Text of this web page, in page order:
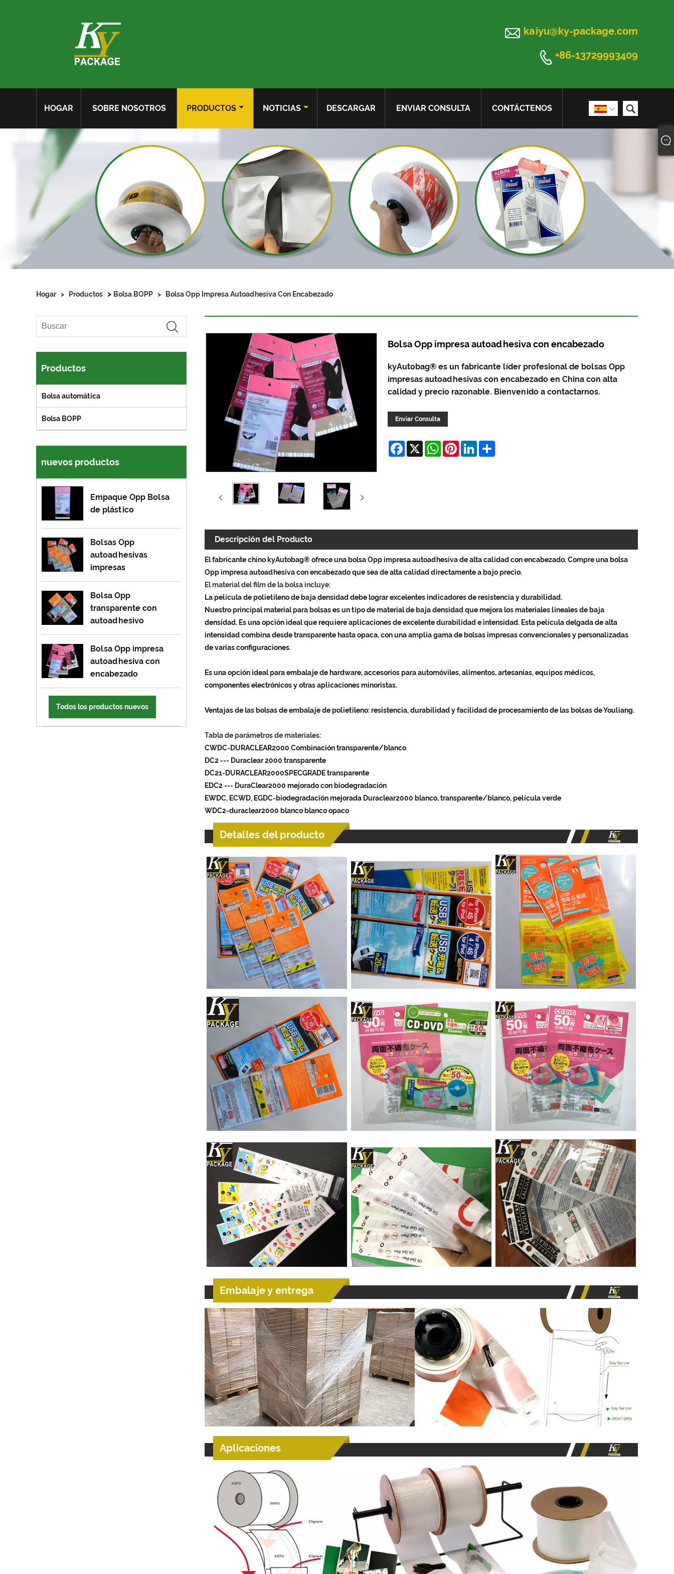
 kaiyu@ky-package.com
 +86-13729993409
 
HOGAR SOBRE NOSOTROS PRODUCTOS NOTICIAS DESCARGAR ENVIAR CONSULTA CONTÁCTENOS
Hogar > Productos > Bolsa BOPP > Bolsa Opp Impresa Autoadhesiva Con Encabezado
Productos
Bolsa automática
Bolsa BOPP
nuevos productos
Empaque Opp Bolsa
de plástico
Bolsas Opp
autoadhesivas
impresas
Bolsa Opp
transparente con
autoadhesivo
Bolsa Opp impresa
autoadhesiva con
encabezado
Todos los productos nuevos
Bolsa Opp impresa autoadhesiva con encabezado
kyAutobag® es un fabricante líder profesional de bolsas Opp
impresas autoadhesivas con encabezado en China con alta
calidad y precio razonable. Bienvenido a contactarnos.
Enviar Consulta
Facebook
X WhatsApp
Pinterest
LinkedIn
Share
Descripción del Producto
El fabricante chino kyAutobag® ofrece una bolsa Opp impresa autoadhesiva de alta calidad con encabezado. Compre una bolsa
Opp impresa autoadhesiva con encabezado que sea de alta calidad directamente a bajo precio.
El material del film de la bolsa incluye:
La película de polietileno de baja densidad debe lograr excelentes indicadores de resistencia y durabilidad.
Nuestro principal material para bolsas es un tipo de material de baja densidad que mejora los materiales lineales de baja
densidad. Es una opción ideal que requiere aplicaciones de excelente durabilidad e intensidad. Esta película delgada de alta
intensidad combina desde transparente hasta opaca, con una amplia gama de bolsas impresas convencionales y personalizadas
de varias configuraciones.
Es una opción ideal para embalaje de hardware, accesorios para automóviles, alimentos, artesanías, equipos médicos,
componentes electrónicos y otras aplicaciones minoristas.
Ventajas de las bolsas de embalaje de polietileno: resistencia, durabilidad y facilidad de procesamiento de las bolsas de Youliang.
Tabla de parámetros de materiales:
CWDC-DURACLEAR2000 Combinación transparente/blanco
DC2 --- Duraclear 2000 transparente
DC21-DURACLEAR2000SPECGRADE transparente
EDC2 --- DuraClear2000 mejorado con biodegradación
EWDC, ECWD, EGDC-biodegradación mejorada Duraclear2000 blanco, transparente/blanco, película verde
WDC2-duraclear2000 blanco blanco opaco
Detalles del producto
Embalaje y entrega
Aplicaciones